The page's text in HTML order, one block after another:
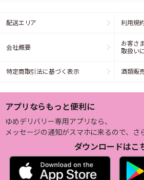
配送エリア 利用規
会社概要
お客さ
取扱い
特定商取引法に基づく表示 酒類販
アプリならもっと便利に
ゆめデリバリー専用アプリなら、
メッセージの通知がスマホに来るので、さ
ダウンロードはこ